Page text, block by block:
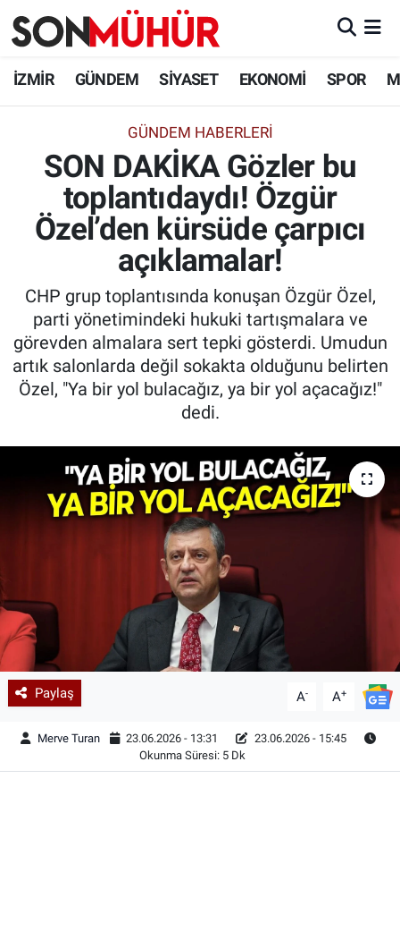
İZMİR GÜNDEM SİYASET EKONOMİ SPOR
GÜNDEM HABERLERI
SON DAKİKA Gözler bu
toplantıdaydı! Özgür
Özel’den kürsüde çarpıcı
açıklamalar!
CHP grup toplantısında konuşan Özgür Özel,
parti yönetimindeki hukuki tartışmalara ve
görevden almalara sert tepki gösterdi. Umudun
artık salonlarda değil sokakta olduğunu belirten
Özel, "Ya bir yol bulacağız, ya bir yol açacağız!"
dedi.
Paylaş A- A+
Merve Turan 23.06.2026 - 13:31
23.06.2026 - 15:45
Okunma Süresi: 5 Dk
İzmir Nöbetçi Eczaneler
İzmir Namaz Vakitleri
İzmir Trafik Yoğunluk Haritası
Süper Lig Puan Durumu ve Fikstür
Tüm Manşetler
Son Dakika Haberleri
Haber Arşivi